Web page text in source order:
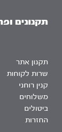
תקנונים
תקנון אתר
שרות לקוחות
קנין רוחני
משלוחים
ביטולים
החזרות